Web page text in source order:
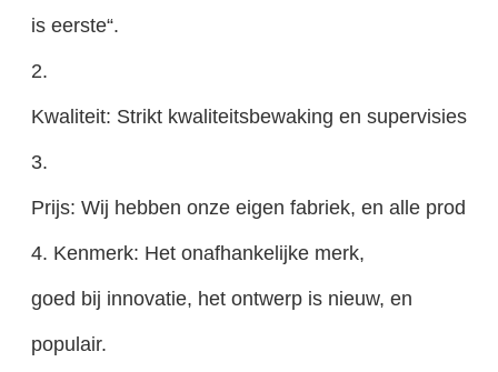
is eerste“.
2.
Kwaliteit: Strikt kwaliteitsbewaking en
3.
Prijs: Wij hebben onze eigen fabriek, en alle
4. Kenmerk: Het onafhankelijke merk,
goed bij innovatie, het ontwerp is nieuw, en
populair.